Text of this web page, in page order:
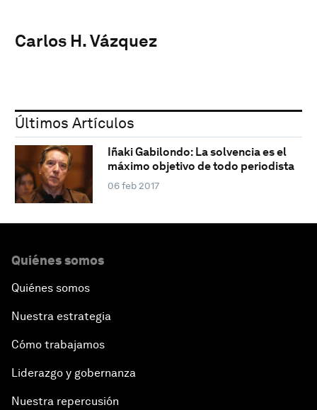
Carlos H. Vázquez
Últimos Artículos
Iñaki Gabilondo: La solvencia es el
máximo objetivo de todo periodista
06 feb 2017
Quiénes somos
Quiénes somos
Nuestra estrategia
Cómo trabajamos
Liderazgo y gobernanza
Nuestra repercusión